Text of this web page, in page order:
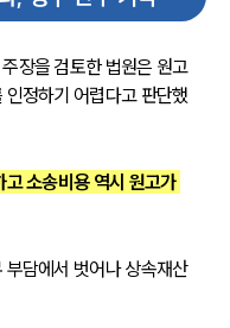
장을 검토한 법원은 원고
정하기 어렵다고 판단했
소송비용 역시 원고가
담에서 벗어나 상속재산